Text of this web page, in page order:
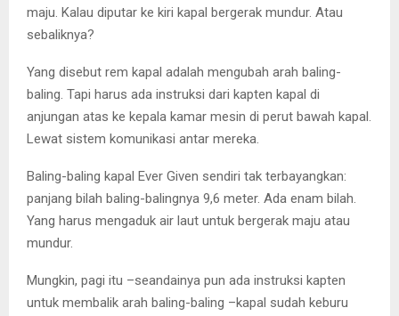
maju. Kalau diputar ke kiri kapal bergerak mundur. Atau
sebaliknya?
Yang disebut rem kapal adalah mengubah arah baling-
baling. Tapi harus ada instruksi dari kapten kapal di
anjungan atas ke kepala kamar mesin di perut bawah kapal.
Lewat sistem komunikasi antar mereka.
Baling-baling kapal Ever Given sendiri tak terbayangkan:
panjang bilah baling-balingnya 9,6 meter. Ada enam bilah.
Yang harus mengaduk air laut untuk bergerak maju atau
mundur.
Mungkin, pagi itu –seandainya pun ada instruksi kapten
untuk membalik arah baling-baling –kapal sudah keburu